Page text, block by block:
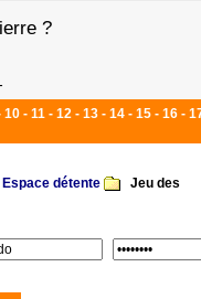
?
10 - 11 - 12 - 13 - 14 - 15 - 16 -
Espace détente
Jeu des